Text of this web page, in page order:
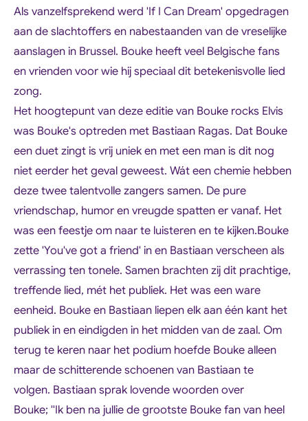
Als vanzelfsprekend werd 'If I Can Dream' opgedragen
aan de slachtoffers en nabestaanden van de vreselijke
aanslagen in Brussel. Bouke heeft veel Belgische fans
en vrienden voor wie hij speciaal dit betekenisvolle lied
zong.
Het hoogtepunt van deze editie van Bouke rocks Elvis
was Bouke's optreden met Bastiaan Ragas. Dat Bouke
een duet zingt is vrij uniek en met een man is dit nog
niet eerder het geval geweest. Wát een chemie hebben
deze twee talentvolle zangers samen. De pure
vriendschap, humor en vreugde spatten er vanaf. Het
was een feestje om naar te luisteren en te kijken.Bouke
zette 'You've got a friend' in en Bastiaan verscheen als
verrassing ten tonele. Samen brachten zij dit prachtige,
treffende lied, mét het publiek. Het was een ware
eenheid. Bouke en Bastiaan liepen elk aan één kant het
publiek in en eindigden in het midden van de zaal. Om
terug te keren naar het podium hoefde Bouke alleen
maar de schitterende schoenen van Bastiaan te
volgen. Bastiaan sprak lovende woorden over
Bouke; ''Ik ben na jullie de grootste Bouke fan van heel